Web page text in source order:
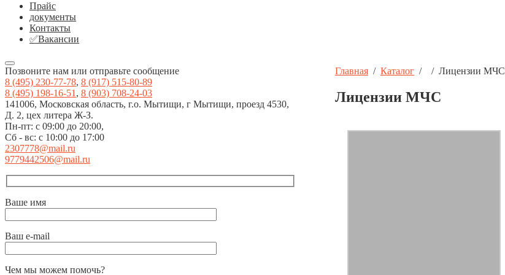
Прайс
документы
Контакты
✅Вакансии
Главная / Каталог / / Лицензии МЧС
Лицензии МЧС
Позвоните нам или отправьте сообщение
8 (495) 230-77-78, 8 (917) 515-80-89
8 (495) 198-16-51 , 8 (903) 708-24-03
141006, Московская область, г.о. Мытищи, г Мытищи, проезд 4530,
Д. 2, цех литера Ж-З.
Пн-пт: с 09:00 до 20:00,
Сб - вс: с 10:00 до 17:00
2307778@mail.ru
9779442506@mail.ru
Ваше имя
Ваш e-mail
Чем мы можем помочь?